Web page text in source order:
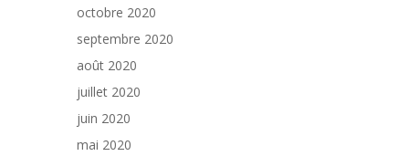
octobre 2020
septembre 2020
août 2020
juillet 2020
juin 2020
mai 2020